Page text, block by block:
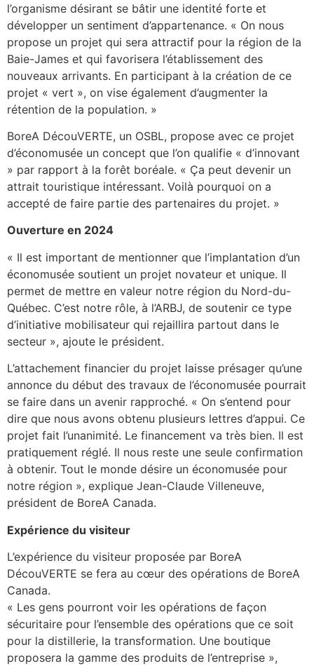
l’organisme désirant se bâtir une identité forte et
développer un sentiment d’appartenance. « On nous
propose un projet qui sera attractif pour la région de la
Baie-James et qui favorisera l’établissement des
nouveaux arrivants. En participant à la création de ce
projet « vert », on vise également d’augmenter la
rétention de la population. »
BoreA DécouVERTE, un OSBL, propose avec ce projet
d’économusée un concept que l’on qualifie « d’innovant
» par rapport à la forêt boréale. « Ça peut devenir un
attrait touristique intéressant. Voilà pourquoi on a
accepté de faire partie des partenaires du projet. »
Ouverture en 2024
« Il est important de mentionner que l’implantation d’un
économusée soutient un projet novateur et unique. Il
permet de mettre en valeur notre région du Nord-du-
Québec. C’est notre rôle, à l’ARBJ, de soutenir ce type
d’initiative mobilisateur qui rejaillira partout dans le
secteur », ajoute le président.
L’attachement financier du projet laisse présager qu’une
annonce du début des travaux de l’économusée pourrait
se faire dans un avenir rapproché. « On s’entend pour
dire que nous avons obtenu plusieurs lettres d’appui. Ce
projet fait l’unanimité. Le financement va très bien. Il est
pratiquement réglé. Il nous reste une seule confirmation
à obtenir. Tout le monde désire un économusée pour
notre région », explique Jean-Claude Villeneuve,
président de BoreA Canada.
Expérience du visiteur
L’expérience du visiteur proposée par BoreA
DécouVERTE se fera au cœur des opérations de BoreA
Canada.
« Les gens pourront voir les opérations de façon
sécuritaire pour l’ensemble des opérations que ce soit
pour la distillerie, la transformation. Une boutique
proposera la gamme des produits de l’entreprise »,